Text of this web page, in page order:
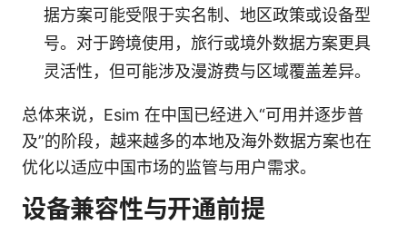
据方案可能受限于实名制、地区政策或设备型
号。对于跨境使用，旅行或境外数据方案更具
灵活性，但可能涉及漫游费与区域覆盖差异。
总体来说，Esim 在中国已经进入“可用并逐步普
及”的阶段，越来越多的本地及海外数据方案也在
优化以适应中国市场的监管与用户需求。
设备兼容性与开通前提